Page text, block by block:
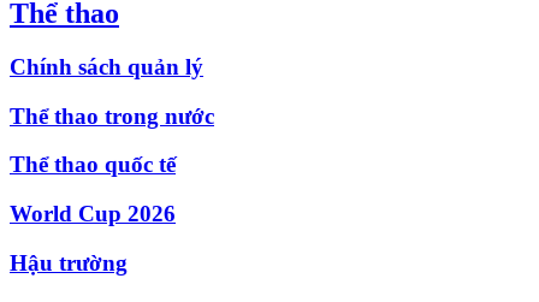
Thể thao
Chính sách quản lý
Thể thao trong nước
Thể thao quốc tế
World Cup 2026
Hậu trường